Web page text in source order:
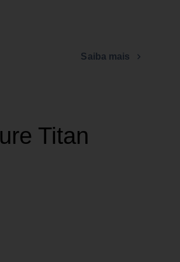
Saiba mais
Titan